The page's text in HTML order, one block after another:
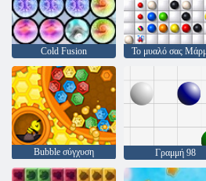
Cold Fusion
Bubble σύγχυση Γραμμή 98